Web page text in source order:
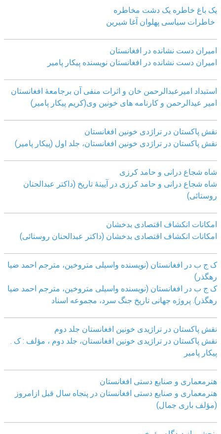
یک باغ خاطره یک دشت مخاطره
خاطرات سیاسی پهلوان آغا شیرین
امیران دست نشانده در افغانستان
امیران دست نشانده در افغانستان نویسنده پیکار پامیر
استبداد امیرعبدالرحمن خان و اثرات منفی آن برجامعۀ افغانستان
امیر عیدالرحمن و کارنامه های خونین وی(کریم پیکار پامیر)
نقش پاکستان در تراژدی خونین افغانستان
نقش پاکستان در تراژدی خونین افغانستان، جلد اول (پیکار پامیر)
شاه شجاع درانی و حامد کرزی
شاه شجاع درانی و حامد کرزی در آیینۀ تاریخ (داکتر عبدالحنان
روستائی)
امکانات انکشاف اقتصادی بدخشان
امکانات انکشاف اقتصادی بدخشان (داکتر عبدالحنان روستائی)
ک ج ب در افغانستان (نویسنده واسیلی متروخین، مترجم احمد ضیا
رهگذر)
ک ج ب در افغانستان (نویسنده واسیلی متروخین، مترجم احمد ضیا
رهگذر). پروژه جهانی تاریخ جنگ سرد، مجموعه اسناد
نقش پاکستان در تراژیدی خونین افغانستان جلد دوم
نقش پاکستان در تراژیدی خونین افغانستان، جلد دوم ، مؤلف : ک .
پیکار پامیر
هنرمعماری و صنایع دستی افغانستان
هنرمعماری و صنایع دستی افغانستان در پنجاه سال قبل ازامروز
(مؤلف باری جمال)